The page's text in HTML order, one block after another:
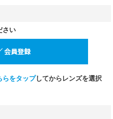
さい
らをタップしてからレンズを選択